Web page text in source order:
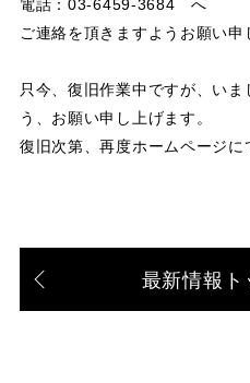
電話：03-6459-3684 へ
ご連絡を頂きますようお願い申
只今、復旧作業中ですが、い
う、お願い申し上げます。
復旧次第、再度ホームページに
最新情報ト